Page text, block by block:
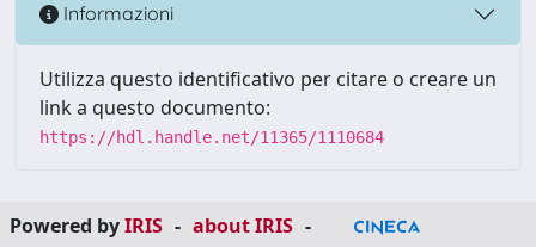
Informazioni
Utilizza questo identificativo per citare o creare un
link a questo documento:
https://hdl.handle.net/11365/1110684
Powered byIRIS - about IRIS -